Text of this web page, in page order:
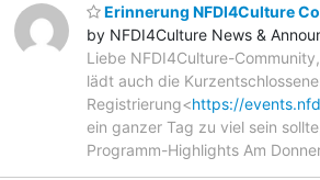
Erinnerung NFDI4Culture
by NFDI4Culture News &
Liebe NFDI4Culture-
lädt auch die
Registrierung<https://
ein ganzer Tag zu viel sein
Programm-Highlights Am